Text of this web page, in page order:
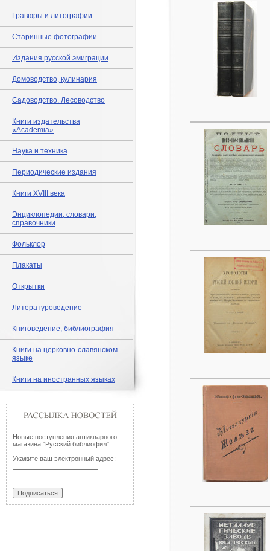
Гравюры и литографии
Старинные фотографии
Издания русской эмиграции
Домоводство, кулинария
Садоводство. Лесоводство
Книги издательства
«Academia»
Наука и техника
Периодические издания
Книги XVIII века
Энциклопедии, словари,
справочники
Фольклор
Плакаты
Открытки
Литературоведение
Книговедение, библиография
Книги на церковно-славянском
языке
Книги на иностранных языках
Новые поступления антикварного
магазина "Русский библиофил"
Укажите ваш электронный адрес: